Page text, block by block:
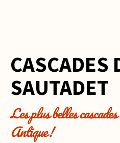
CASCADES
SAUTADET
Les plus belles
Antique !